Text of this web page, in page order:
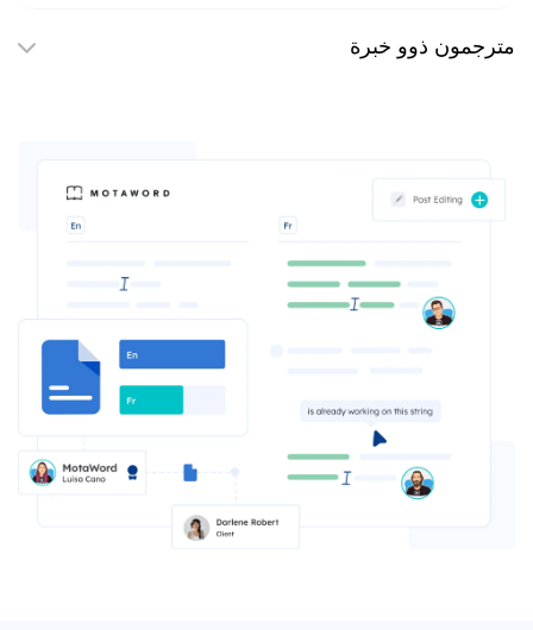
مترجمون ذوو خبرة